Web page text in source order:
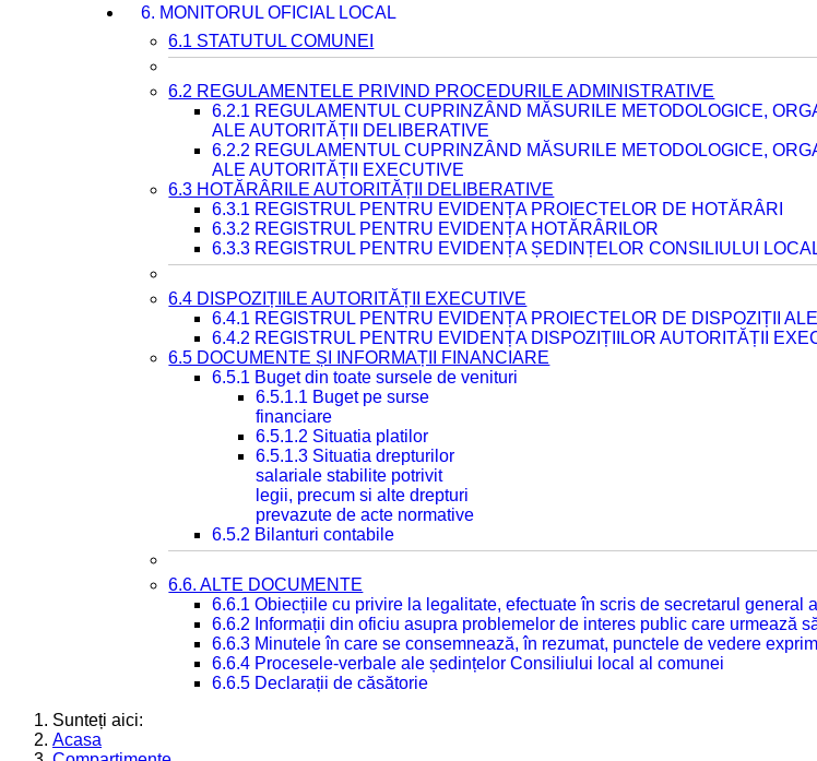
6. MONITORUL OFICIAL LOCAL
6.1 STATUTUL COMUNEI
6.2 REGULAMENTELE PRIVIND PROCEDURILE ADMINISTRATIVE
6.2.1 REGULAMENTUL CUPRINZÂND MĂSURILE METODOLOGICE,
ALE AUTORITĂȚII DELIBERATIVE
6.2.2 REGULAMENTUL CUPRINZÂND MĂSURILE METODOLOGICE,
ALE AUTORITĂȚII EXECUTIVE
6.3 HOTĂRÂRILE AUTORITĂȚII DELIBERATIVE
6.3.1 REGISTRUL PENTRU EVIDENȚA PROIECTELOR DE HOTĂRÂRI
6.3.2 REGISTRUL PENTRU EVIDENȚA HOTĂRÂRILOR
6.3.3 REGISTRUL PENTRU EVIDENȚA ȘEDINȚELOR CONSILIULUI
6.4 DISPOZIȚIILE AUTORITĂȚII EXECUTIVE
6.4.1 REGISTRUL PENTRU EVIDENȚA PROIECTELOR DE DISPOZIȚII
6.4.2 REGISTRUL PENTRU EVIDENȚA DISPOZIȚIILOR AUTORITĂȚII
6.5 DOCUMENTE ȘI INFORMAȚII FINANCIARE
6.5.1 Buget din toate sursele de venituri
6.5.1.1 Buget pe surse
financiare
6.5.1.2 Situatia platilor
6.5.1.3 Situatia drepturilor
salariale stabilite potrivit
legii, precum si alte drepturi
prevazute de acte normative
6.5.2 Bilanturi contabile
6.6. ALTE DOCUMENTE
6.6.1 Obiecțiile cu privire la legalitate, efectuate în scris de secretarul general
6.6.2 Informații din oficiu asupra problemelor de interes public care urmează
6.6.3 Minutele în care se consemnează, în rezumat, punctele de vedere
6.6.4 Procesele-verbale ale ședințelor Consiliului local al comunei
6.6.5 Declarații de căsătorie
Sunteți aici:
Acasa